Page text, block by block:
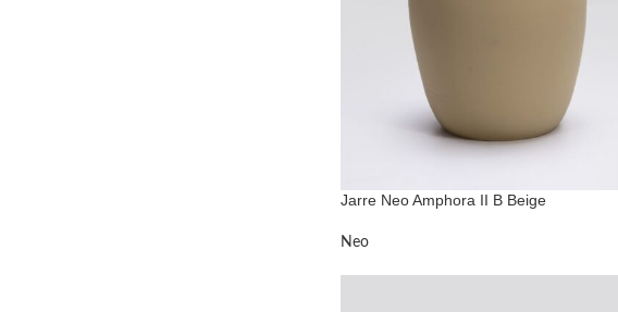
Jarre Neo Amphora II B Beige
Neo